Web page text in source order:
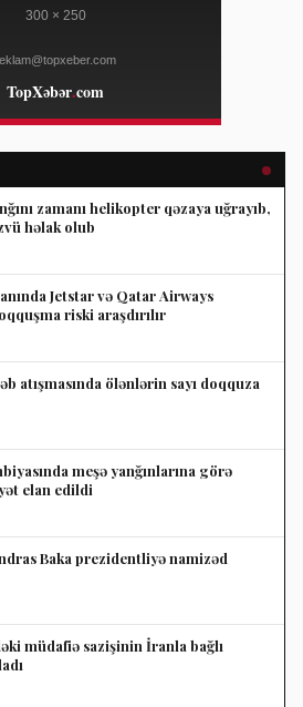
zamanı helikopter qəzaya uğrayıb,
həlak olub
Jetstar və Qatar Airways
riski araşdırılır
atışmasında ölənlərin sayı doqquza
meşə yanğınlarına görə
elan edildi
Baka prezidentliyə namizəd
müdafiə sazişinin İranla bağlı